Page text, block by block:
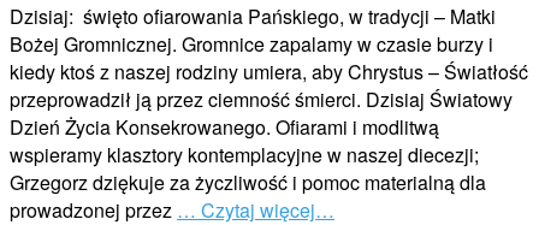
Dzisiaj: święto ofiarowania Pańskiego, w tradycji – Matki
Bożej Gromnicznej. Gromnice zapalamy w czasie burzy i
kiedy ktoś z naszej rodziny umiera, aby Chrystus – Światłość
przeprowadził ją przez ciemność śmierci. Dzisiaj Światowy
Dzień Życia Konsekrowanego. Ofiarami i modlitwą
wspieramy klasztory kontemplacyjne w naszej diecezji;
Grzegorz dziękuje za życzliwość i pomoc materialną dla
prowadzonej przez … Czytaj więcej…